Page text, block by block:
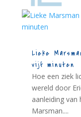
Lieke
vijf minuten
Hoe een ziek
wereld door
aanleiding van
Marsman....